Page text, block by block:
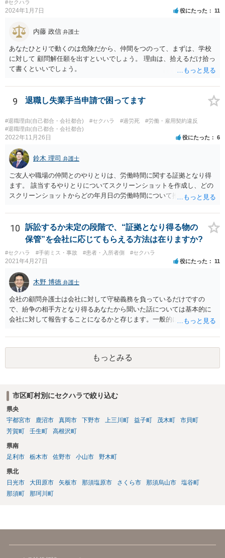
談に至る具体的な経緯、示談後相手が会社に話した内容など、詳しい
事情がわかりません。これらの事情がわからずに、相談者さんからの
又聞きの情報だけをもとに回答するのは妥当ではないと考えるからで
す。
#セクハラ
2024年1月7日 役にたった 11
内藤 政信 弁護士
あなたひとりで動くのは危険だから、仲間をつのって、まずは、学校
に対して 顧問解任願を出すといいでしょう。 理由は、拾えるだけ拾っ
て書くといいでしょう。
9 退職し失業手当申請で困ってます
#退職理由(自己都合・会社都合) #セクハラ #過労死
#労働・雇用契約違反
#退職理由(自己都合・会社都合)
2022年11月26日 役にたった 6
鈴木 理司 弁護士
ご友人や職場の仲間とのやりとりは、労働時間に関する証拠となり得
ます。 該当するやりとりについてスクリーンショットを作成し、どの
スクリーンショットからどの年月日の労働時間について推定できるか
10
訴訟するか未定の段階で、“証拠となり得る物の
保管”を会社に応じてもらえる方法は在りますか?
#セクハラ #手術ミス・事故 #患者・入所者側 #セクハラ
2021年4月27日 役にたった 11
木野 博徳 弁護士
会社の顧問弁護士は会社に対して守秘義務を負っているだけですの
で、紛争の相手方となり得るあなたから聞いた話については基本的に
会社に対して報告することになるかと存じます。一般的に弁護士かぎ
ってはあるかもしれませんが、相手方に誤解を与える可能性があり、
利益相反の問題が生じうるのでそういった要請は拒絶する場合が大半
でしょうし、とりわけ今回の状況において弁護士かぎりの話にしてほ
しいという要望を受け容れる弁護士はほとんどいないと思います。 会
れるでしょうから、結局のところ、関係資料等をまとめて一度弁護士
に相談した上で、事案の見通し等を示してもらい、訴訟するかどうか
を早急に決断された方が良いかと存じます。訴訟提起を選択される場
合は、通常、会社が隠蔽のため過去の記録を廃棄すること等を防ぐた
め、弁護士と相談の上、訴え提起前の証拠保全の要否等を検討するこ
とも一般論としては会社が隠蔽工作を行う可能性があるため、慎重な
対応が必要になってくるかと存じます。
もっとみる
市区町村別にセクハラで絞り込む
県央
宇都宮市
鹿沼市 真岡市 下野市 上三川町 益子町 茂木町
市貝町
芳賀町
壬生町 高根沢町
県南
足利市
栃木市 佐野市 小山市 野木町
県北
日光市
大田原市 矢板市 那須塩原市 さくら市 那須烏山市
塩谷町
那須町
那珂川町